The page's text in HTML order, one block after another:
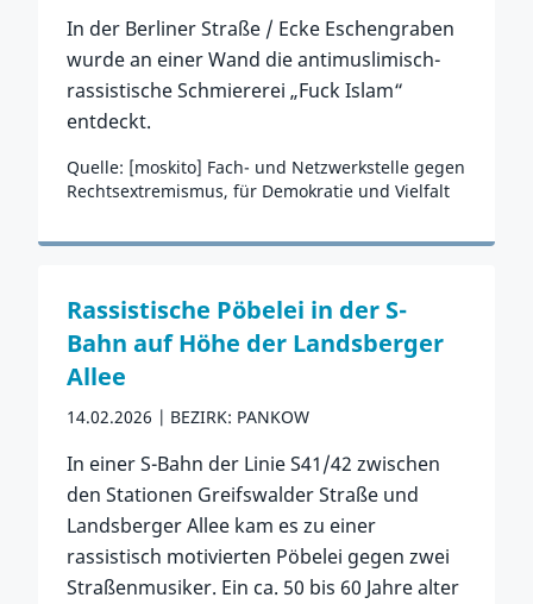
In der Berliner Straße / Ecke Eschengraben
wurde an einer Wand die antimuslimisch-
rassistische Schmiererei „Fuck Islam“
entdeckt.
Quelle: [moskito] Fach- und Netzwerkstelle gegen
Rechtsextremismus, für Demokratie und Vielfalt
Zum Vorfall
Rassistische Pöbelei in der S-
Bahn auf Höhe der Landsberger
Allee
14.02.2026 BEZIRK: PANKOW
In einer S-Bahn der Linie S41/42 zwischen
den Stationen Greifswalder Straße und
Landsberger Allee kam es zu einer
rassistisch motivierten Pöbelei gegen zwei
Straßenmusiker. Ein ca. 50 bis 60 Jahre alter